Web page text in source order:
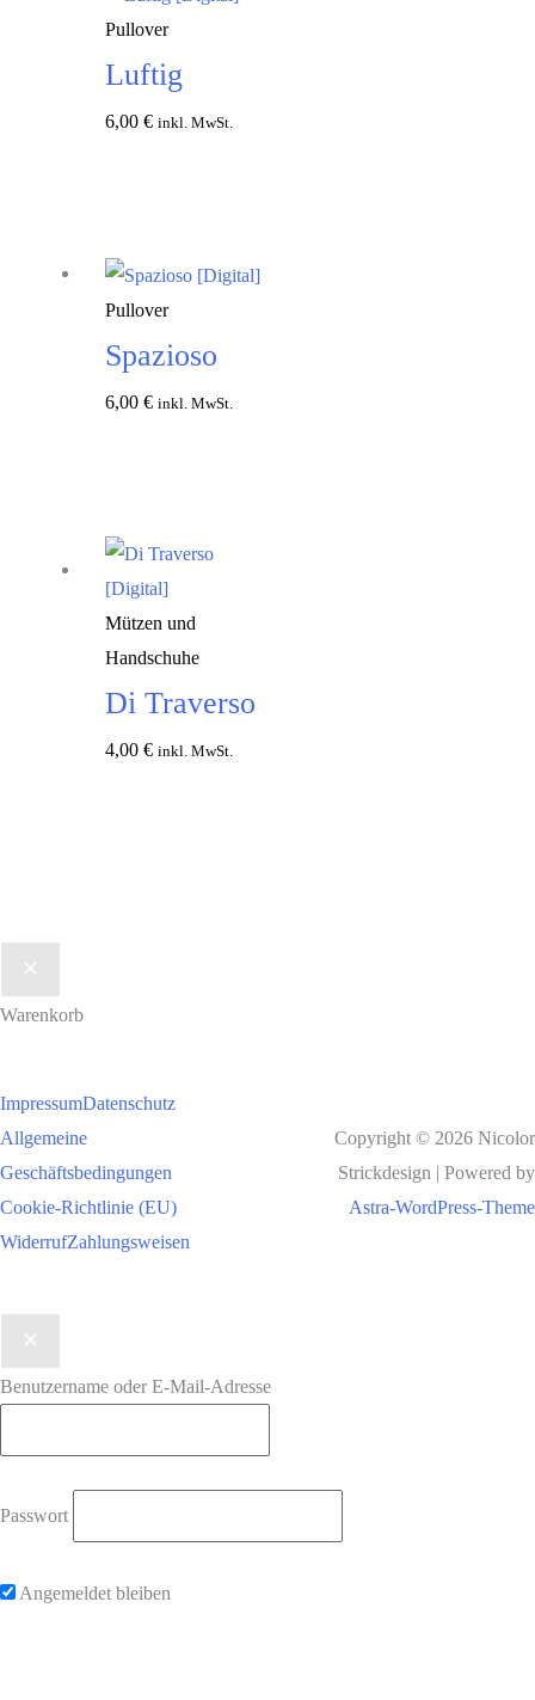
Pullover
Luftig
6,00 € inkl. MwSt.
Pullover
Spazioso
6,00 € inkl. MwSt.
Mützen und
Handschuhe
Di Traverso
4,00 € inkl. MwSt.
Warenkorb
ImpressumDatenschutz
Allgemeine
Geschäftsbedingungen
Cookie-Richtlinie (EU)
WiderrufZahlungsweisen
Copyright © 2026 Nicolor
Strickdesign | Powered by
Astra-WordPress-Theme
Benutzername oder E-Mail-Adresse
Passwort
Angemeldet bleiben